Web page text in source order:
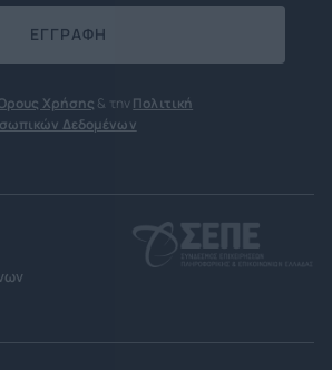
ΕΓΓΡΑΦΗ
Χρήσης & την Πολιτική
Δεδομένων